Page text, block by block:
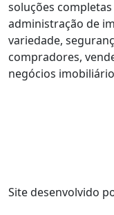
soluções
administração de
variedade,
compradores,
negócios
Site desenvolvido